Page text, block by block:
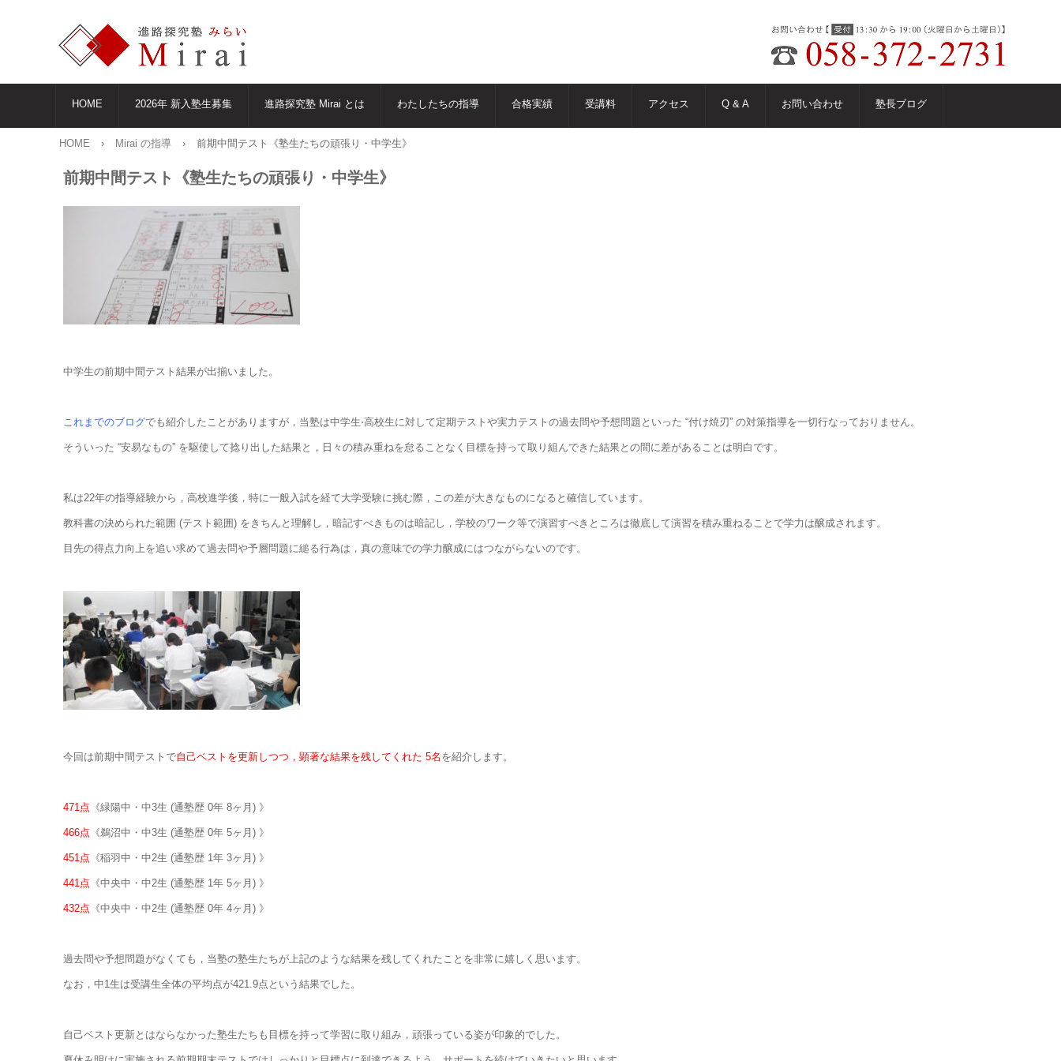
HOME 2026年 新入塾生募集 進路探究塾 Mirai とは わたしたちの指導 合格実績 受講料 アクセス Q & A お問い合わせ 塾長ブログ
HOME › Mirai の指導 › 前期中間テスト《塾生たちの頑張り・中学生》
前期中間テスト《塾生たちの頑張り・中学生》
中学生の前期中間テスト結果が出揃いました。
これまでのブログでも紹介したことがありますが，当塾は中学生⋅高校生に対して定期テストや実力テストの過去問や予想問題といった “付け焼刃” の対策指導を一切行なっておりません。
そういった “安易なもの” を駆使して捻り出した結果と，日々の積み重ねを怠ることなく目標を持って取り組んできた結果との間に差があることは明白です。
私は22年の指導経験から，高校進学後，特に一般入試を経て大学受験に挑む際，この差が大きなものになると確信しています。
教科書の決められた範囲 (テスト範囲) をきちんと理解し，暗記すべきものは暗記し，学校のワーク等で演習すべきところは徹底して演習を積み重ねることで学力は醸成されます。
目先の得点力向上を追い求めて過去問や予層問題に縋る行為は，真の意味での学力醸成にはつながらないのです。
今回は前期中間テストで自己ベストを更新しつつ，顕著な結果を残してくれた 5名 を紹介します。
471点 《緑陽中・中3生 (通塾歴 0年 8ヶ月) 》
466点 《鵜沼中・中3生 (通塾歴 0年 5ヶ月) 》
451点 《稲羽中・中2生 (通塾歴 1年 3ヶ月) 》
441点 《中央中・中2生 (通塾歴 1年 5ヶ月) 》
432点 《中央中・中2生 (通塾歴 0年 4ヶ月) 》
過去問や予想問題がなくても，当塾の塾生たちが上記のような結果を残してくれたことを非常に嬉しく思います。
なお，中1生は受講生全体の平均点が421.9点という結果でした。
自己ベスト更新とはならなかった塾生たちも目標を持って学習に取り組み，頑張っている姿が印象的でした。